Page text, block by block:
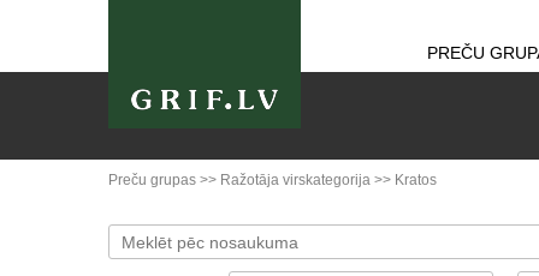
PREČU
Preču grupas >> Ražotāja virskategorija >> Kratos